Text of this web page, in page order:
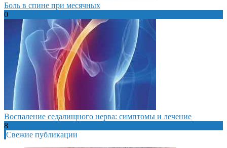
Боль в спине при месячных
0
Воспаление седалищного нерва: симптомы и лечение
8
Свежие публикации